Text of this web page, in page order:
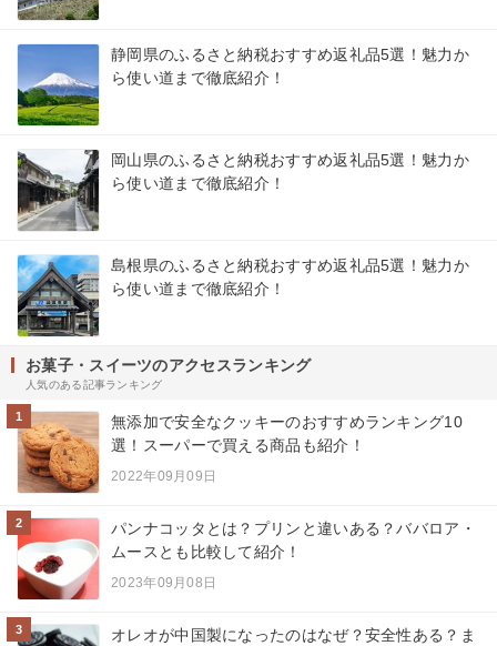
静岡県のふるさと納税おすすめ返礼品5選！魅力か
ら使い道まで徹底紹介！
岡山県のふるさと納税おすすめ返礼品5選！魅力か
ら使い道まで徹底紹介！
島根県のふるさと納税おすすめ返礼品5選！魅力か
ら使い道まで徹底紹介！
お菓子・スイーツのアクセスランキング
人気のある記事ランキング
1
無添加で安全なクッキーのおすすめランキング10
選！スーパーで買える商品も紹介！
2022年09月09日
2
パンナコッタとは？プリンと違いある？ババロア・
ムースとも比較して紹介！
2023年09月08日
3
オレオが中国製になったのはなぜ？安全性ある？ま